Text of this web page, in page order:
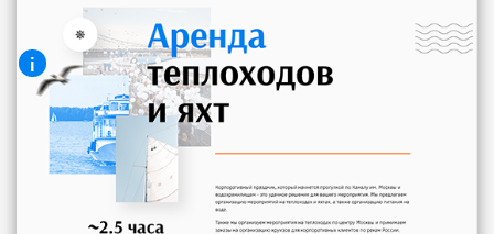
i
Аренда теплоходов
Текстовый блок с карточками товаров и
возможностью заказа.